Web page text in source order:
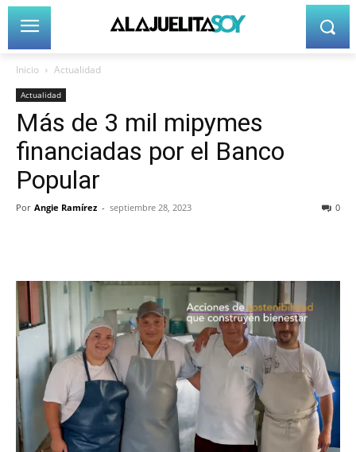
Inicio Actualidad
Actualidad
Más de 3 mil mipymes
financiadas por el Banco
Popular
Por Angie Ramírez - septiembre 28, 2023 0